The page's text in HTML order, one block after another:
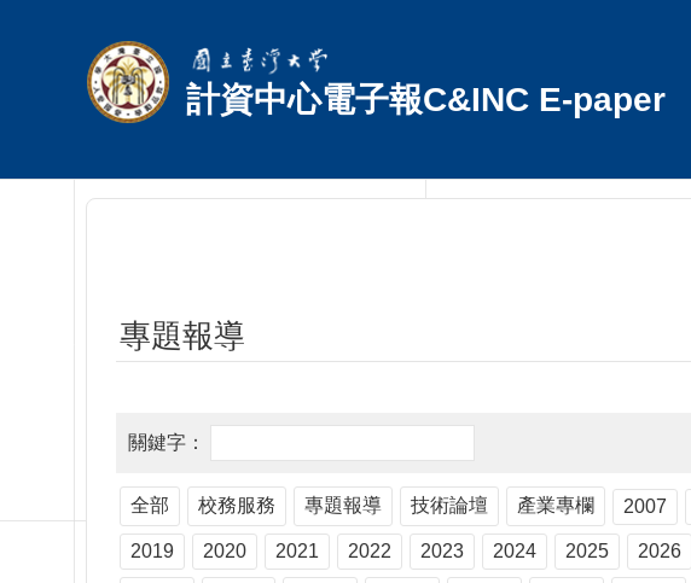
計資中心電子報C&INC E-paper
專題報導
全部 校務服務 專題報導 技術論壇 產業專欄 2007
2019 2020 2021 2022 2023 2024 2025 2026